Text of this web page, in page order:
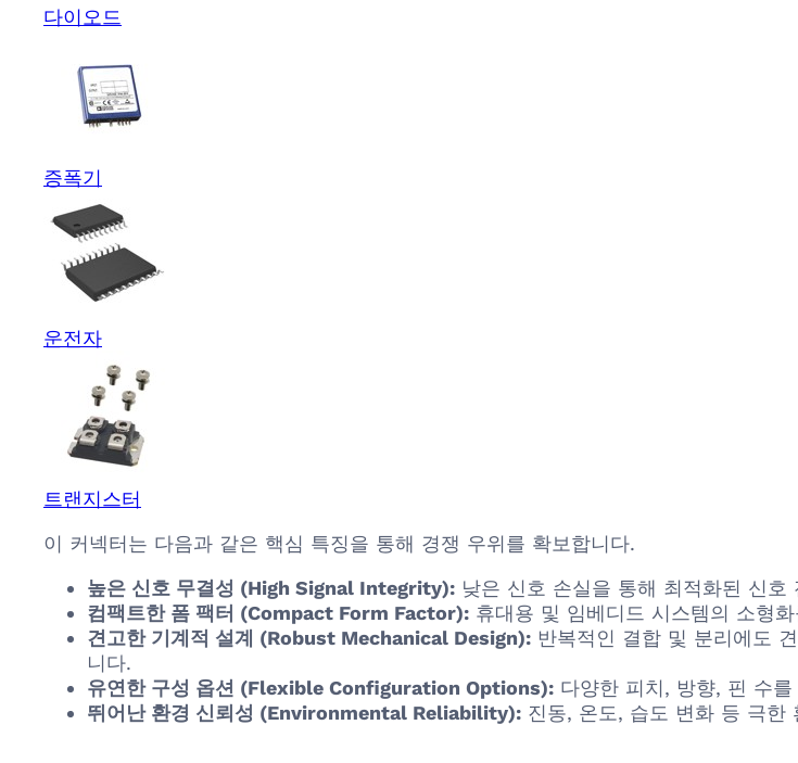
다이오드
증폭기
운전자
트랜지스터
이 커넥터는 다음과 같은 핵심 특징을 통해 경쟁 우위를 확보합니다.
높은 신호 무결성 (High Signal Integrity): 낮은 신호 손실을 통해 최적화된 신
컴팩트한 폼 팩터 (Compact Form Factor): 휴대용 및 임베디드 시스템의 소형
견고한 기계적 설계 (Robust Mechanical Design): 반복적인 결합 및 분리에도
니다.
유연한 구성 옵션 (Flexible Configuration Options): 다양한 피치, 방향, 핀 수
뛰어난 환경 신뢰성 (Environmental Reliability): 진동, 온도, 습도 변화 등 극한